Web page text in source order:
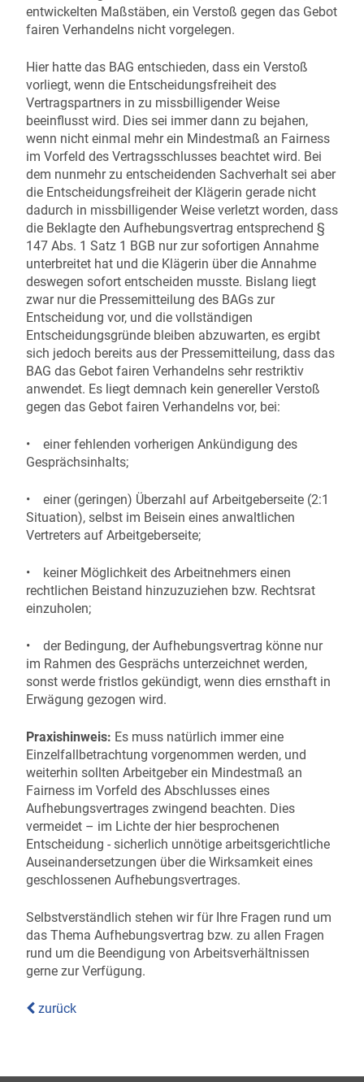
entwickelten Maßstäben, ein Verstoß gegen das Gebot
fairen Verhandelns nicht vorgelegen.
Hier hatte das BAG entschieden, dass ein Verstoß
vorliegt, wenn die Entscheidungsfreiheit des
Vertragspartners in zu missbilligender Weise
beeinflusst wird. Dies sei immer dann zu bejahen,
wenn nicht einmal mehr ein Mindestmaß an Fairness
im Vorfeld des Vertragsschlusses beachtet wird. Bei
dem nunmehr zu entscheidenden Sachverhalt sei aber
die Entscheidungsfreiheit der Klägerin gerade nicht
dadurch in missbilligender Weise verletzt worden, dass
die Beklagte den Aufhebungsvertrag entsprechend §
147 Abs. 1 Satz 1 BGB nur zur sofortigen Annahme
unterbreitet hat und die Klägerin über die Annahme
deswegen sofort entscheiden musste. Bislang liegt
zwar nur die Pressemitteilung des BAGs zur
Entscheidung vor, und die vollständigen
Entscheidungsgründe bleiben abzuwarten, es ergibt
sich jedoch bereits aus der Pressemitteilung, dass das
BAG das Gebot fairen Verhandelns sehr restriktiv
anwendet. Es liegt demnach kein genereller Verstoß
gegen das Gebot fairen Verhandelns vor, bei:
• einer fehlenden vorherigen Ankündigung des
Gesprächsinhalts;
• einer (geringen) Überzahl auf Arbeitgeberseite (2:1
Situation), selbst im Beisein eines anwaltlichen
Vertreters auf Arbeitgeberseite;
• keiner Möglichkeit des Arbeitnehmers einen
rechtlichen Beistand hinzuzuziehen bzw. Rechtsrat
einzuholen;
• der Bedingung, der Aufhebungsvertrag könne nur
im Rahmen des Gesprächs unterzeichnet werden,
sonst werde fristlos gekündigt, wenn dies ernsthaft in
Erwägung gezogen wird.
Praxishinweis: Es muss natürlich immer eine
Einzelfallbetrachtung vorgenommen werden, und
weiterhin sollten Arbeitgeber ein Mindestmaß an
Fairness im Vorfeld des Abschlusses eines
Aufhebungsvertrages zwingend beachten. Dies
vermeidet – im Lichte der hier besprochenen
Entscheidung - sicherlich unnötige arbeitsgerichtliche
Auseinandersetzungen über die Wirksamkeit eines
geschlossenen Aufhebungsvertrages.
Selbstverständlich stehen wir für Ihre Fragen rund um
das Thema Aufhebungsvertrag bzw. zu allen Fragen
rund um die Beendigung von Arbeitsverhältnissen
gerne zur Verfügung.
zurück